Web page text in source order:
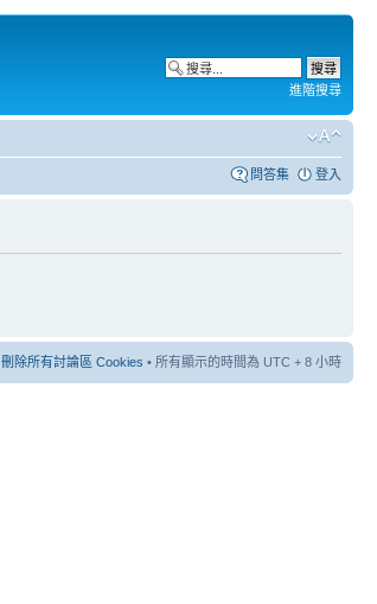
進階搜尋
問答集 登入
刪除所有討論區 Cookies • 所有顯示的時間為 UTC + 8 小時